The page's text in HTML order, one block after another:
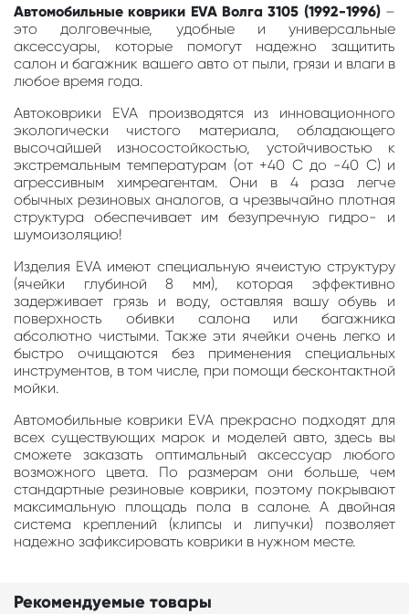
Автомобильные коврики EVA Волга 3105 (1992-1996) –
это долговечные, удобные и универсальные
аксессуары, которые помогут надежно защитить
салон и багажник вашего авто от пыли, грязи и влаги в
любое время года.
Автоковрики EVA производятся из инновационного
экологически чистого материала, обладающего
высочайшей износостойкостью, устойчивостью к
экстремальным температурам (от +40 С до -40 С) и
агрессивным химреагентам. Они в 4 раза легче
обычных резиновых аналогов, а чрезвычайно плотная
структура обеспечивает им безупречную гидро- и
шумоизоляцию!
Изделия EVA имеют специальную ячеистую структуру
(ячейки глубиной 8 мм), которая эффективно
задерживает грязь и воду, оставляя вашу обувь и
поверхность обивки салона или багажника
абсолютно чистыми. Также эти ячейки очень легко и
быстро очищаются без применения специальных
инструментов, в том числе, при помощи бесконтактной
мойки.
Автомобильные коврики EVA прекрасно подходят для
всех существующих марок и моделей авто, здесь вы
сможете заказать оптимальный аксессуар любого
возможного цвета. По размерам они больше, чем
стандартные резиновые коврики, поэтому покрывают
максимальную площадь пола в салоне. А двойная
система креплений (клипсы и липучки) позволяет
надежно зафиксировать коврики в нужном месте.
Рекомендуемые товары